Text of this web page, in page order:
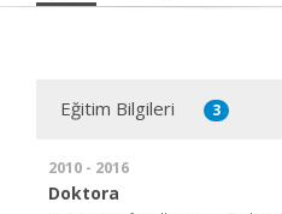
Eğitim Bilgileri 3
2010 - 2016
Doktora